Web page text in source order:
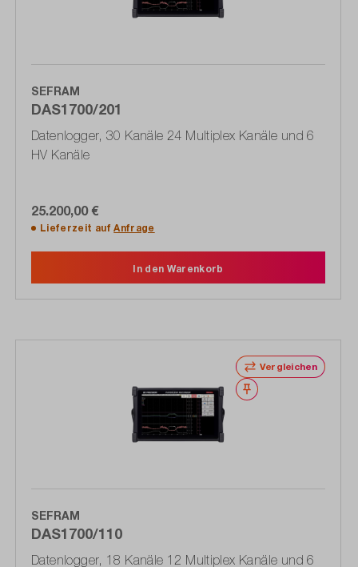
SEFRAM
DAS1700/201
Datenlogger, 30 Kanäle 24 Multiplex Kanäle und 6
HV Kanäle
25.200,00 €
Lieferzeit aufAnfrage
In den Warenkorb
Vergleichen
Merken
SEFRAM
DAS1700/110
Datenlogger, 18 Kanäle 12 Multiplex Kanäle und 6